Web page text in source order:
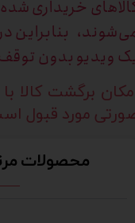
خریداریشده
بنابراین
ویدیو بدون توقف
برگشت کالا
مورد قبول
محصولات